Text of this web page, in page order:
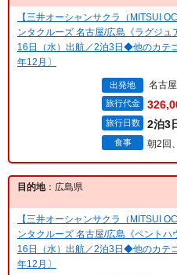
【三井オーシャンサクラ（MITSUI
ンタクルーズ 名古屋/広島《ラグジ
16日（水）出航／2泊3日◆他のカテ
年12月〕
出発地 名古
旅行代金
旅行日数 2泊3
食事 朝2回
目的地：広島県
【三井オーシャンサクラ（MITSUI
ンタクルーズ 名古屋/広島《ペント
16日（水）出航／2泊3日◆他のカテ
年12月〕